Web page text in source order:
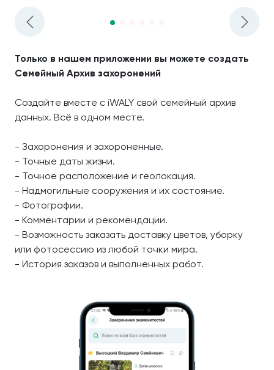
Только в нашем приложении вы можете создать
Семейный Архив захоронений
Создайте вместе с iWALY свой семейный архив
данных. Всё в одном месте.
- Захоронения и захороненные.
- Точные даты жизни.
- Точное расположение и геолокация.
- Надмогильные сооружения и их состояние.
- Фотографии.
- Комментарии и рекомендации.
- Возможность заказать доставку цветов, уборку
или фотосессию из любой точки мира.
- История заказов и выполненных работ.